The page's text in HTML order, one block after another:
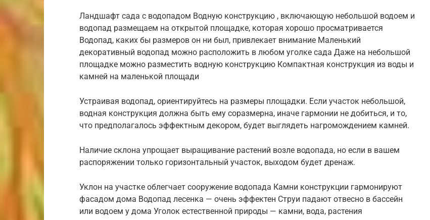
Ландшафт сада с водопадом Водную конструкцию , включающую небольшой водоем и
водопад размещаем на открытой площадке, которая хорошо просматривается
Водопад, каких бы размеров он ни был, привлекает внимание Маленький
декоративный водопад можно расположить в любом уголке сада Даже на небольшой
площадке можно разместить водную конструкцию Компактная конструкция из воды и
камней на маленькой площади
Устраивая водопад, ориентируйтесь на размеры площадки. Если участок небольшой,
водная конструкция должна быть ему соразмерна, иначе гармонии не добиться, и то,
что предполагалось эффектным декором, будет выглядеть нагромождением камней.
Наличие склона упрощает выращивание растений возле водопада, но если в вашем
распоряжении только горизонтальный участок, выходом будет дренаж.
Уклон на участке облегчает сооружение водопада Камни конструкции гармонируют
фасадом дома Водопад лесенка — очень эффектен Струи падают отвесно в бассейн
или водоем у дома Уголок естественной природы — камни, вода, растения